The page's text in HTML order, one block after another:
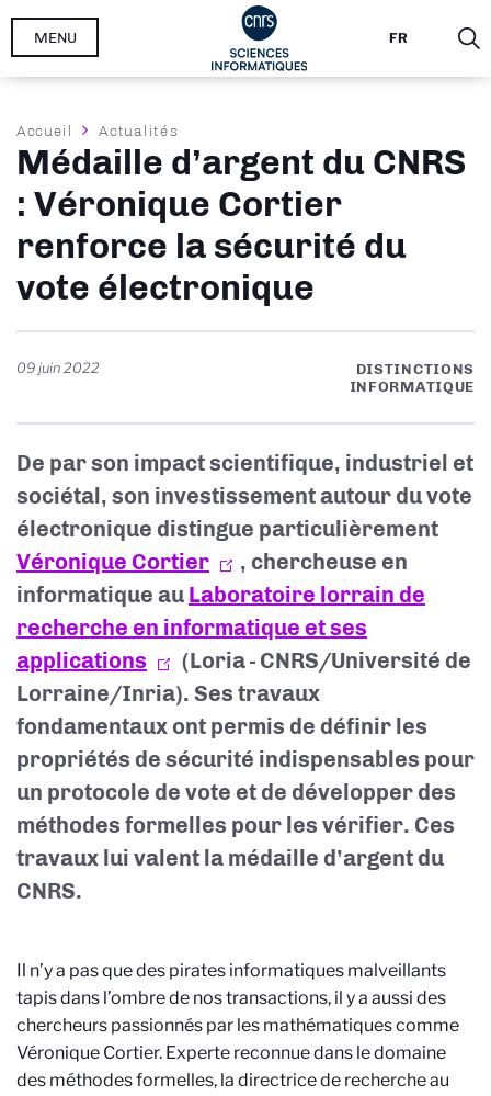
Aller
FR
MENU
Fil
d'Ariane
Accueil Actualités
Médaille d’argent du CNRS
: Véronique Cortier
renforce la sécurité du
vote électronique
09 juin 2022
DISTINCTIONS
INFORMATIQUE
De par son impact scientifique, industriel et
sociétal, son investissement autour du vote
électronique distingue particulièrement
Véronique Cortier
, chercheuse en
informatique au Laboratoire lorrain de
recherche en informatique et ses
applications
(Loria - CNRS/Université de
Lorraine/Inria). Ses travaux
fondamentaux ont permis de définir les
propriétés de sécurité indispensables pour
un protocole de vote et de développer des
méthodes formelles pour les vérifier. Ces
travaux lui valent la médaille d’argent du
CNRS.
Il n’y a pas que des pirates informatiques malveillants
tapis dans l’ombre de nos transactions, il y a aussi des
chercheurs passionnés par les mathématiques comme
Véronique Cortier. Experte reconnue dans le domaine
des méthodes formelles, la directrice de recherche au